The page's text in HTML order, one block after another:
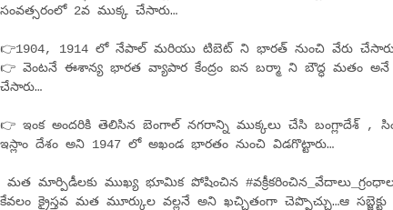
సంవత్సరంలో 2వ ముక్క చేసారు…
👉1904, 1914 లో నేపాల్ మరియు టిబెట్ ని భారత్ నుంచి వేరు
👉 వెంటనే ఈశాన్య భారత వ్యాపార కేంద్రం ఐన బర్మా ని బౌద్ధ మతం అనే
చేసారు…
👉 ఇంక అందరికి తెలిసిన బెంగాల్ నగరాన్ని ముక్కలు చేసి బంగ్లాదేశ్ ,
ఇస్లాం దేశం అని 1947 లో అఖండ భారతం నుంచి విడగొట్టారు…
మత మార్పిడీలకు ముఖ్య భూమిక పోషించిన
కేవలం క్రైస్తవ మత మూర్కుల వల్లనే అని ఖచ్చితంగా చెప్పొచ్చు…ఆ